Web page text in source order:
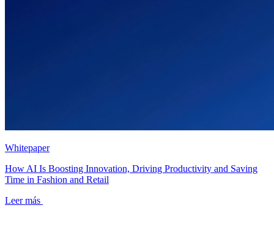
Whitepaper
How AI Is Boosting Innovation, Driving Productivity and Saving
Time in Fashion and Retail
Leer más